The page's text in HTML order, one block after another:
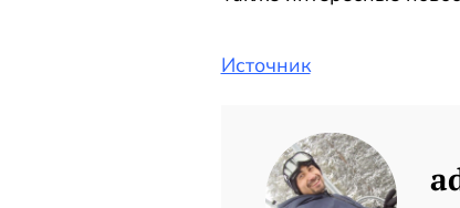
Источник